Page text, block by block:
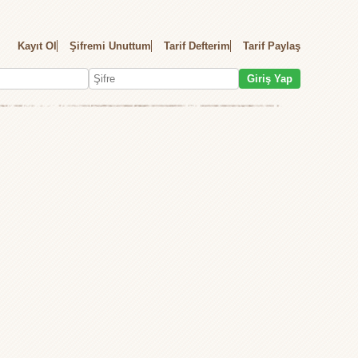
Kayıt Ol Şifremi Unuttum Tarif Defterim Tarif Paylaş
Giriş Yap